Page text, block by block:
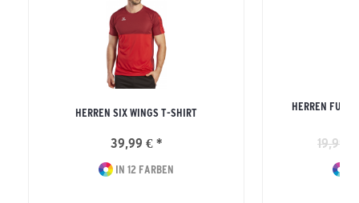
HERREN SIX WINGS T-SHIRT
39,99 € *
IN 12 FARBEN
HERREN
19,99